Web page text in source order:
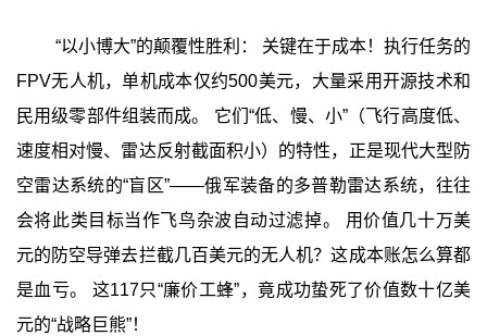
“以小博大”的颠覆性胜利： 关键在于成本！执行任务的
FPV无人机，单机成本仅约500美元，大量采用开源技术和
民用级零部件组装而成。 它们“低、慢、小”（飞行高度低、
速度相对慢、雷达反射截面积小）的特性，正是现代大型防
空雷达系统的“盲区”——俄军装备的多普勒雷达系统，往往
会将此类目标当作飞鸟杂波自动过滤掉。 用价值几十万美
元的防空导弹去拦截几百美元的无人机？这成本账怎么算都
是血亏。 这117只“廉价工蜂”，竟成功蛰死了价值数十亿美
元的“战略巨熊”！